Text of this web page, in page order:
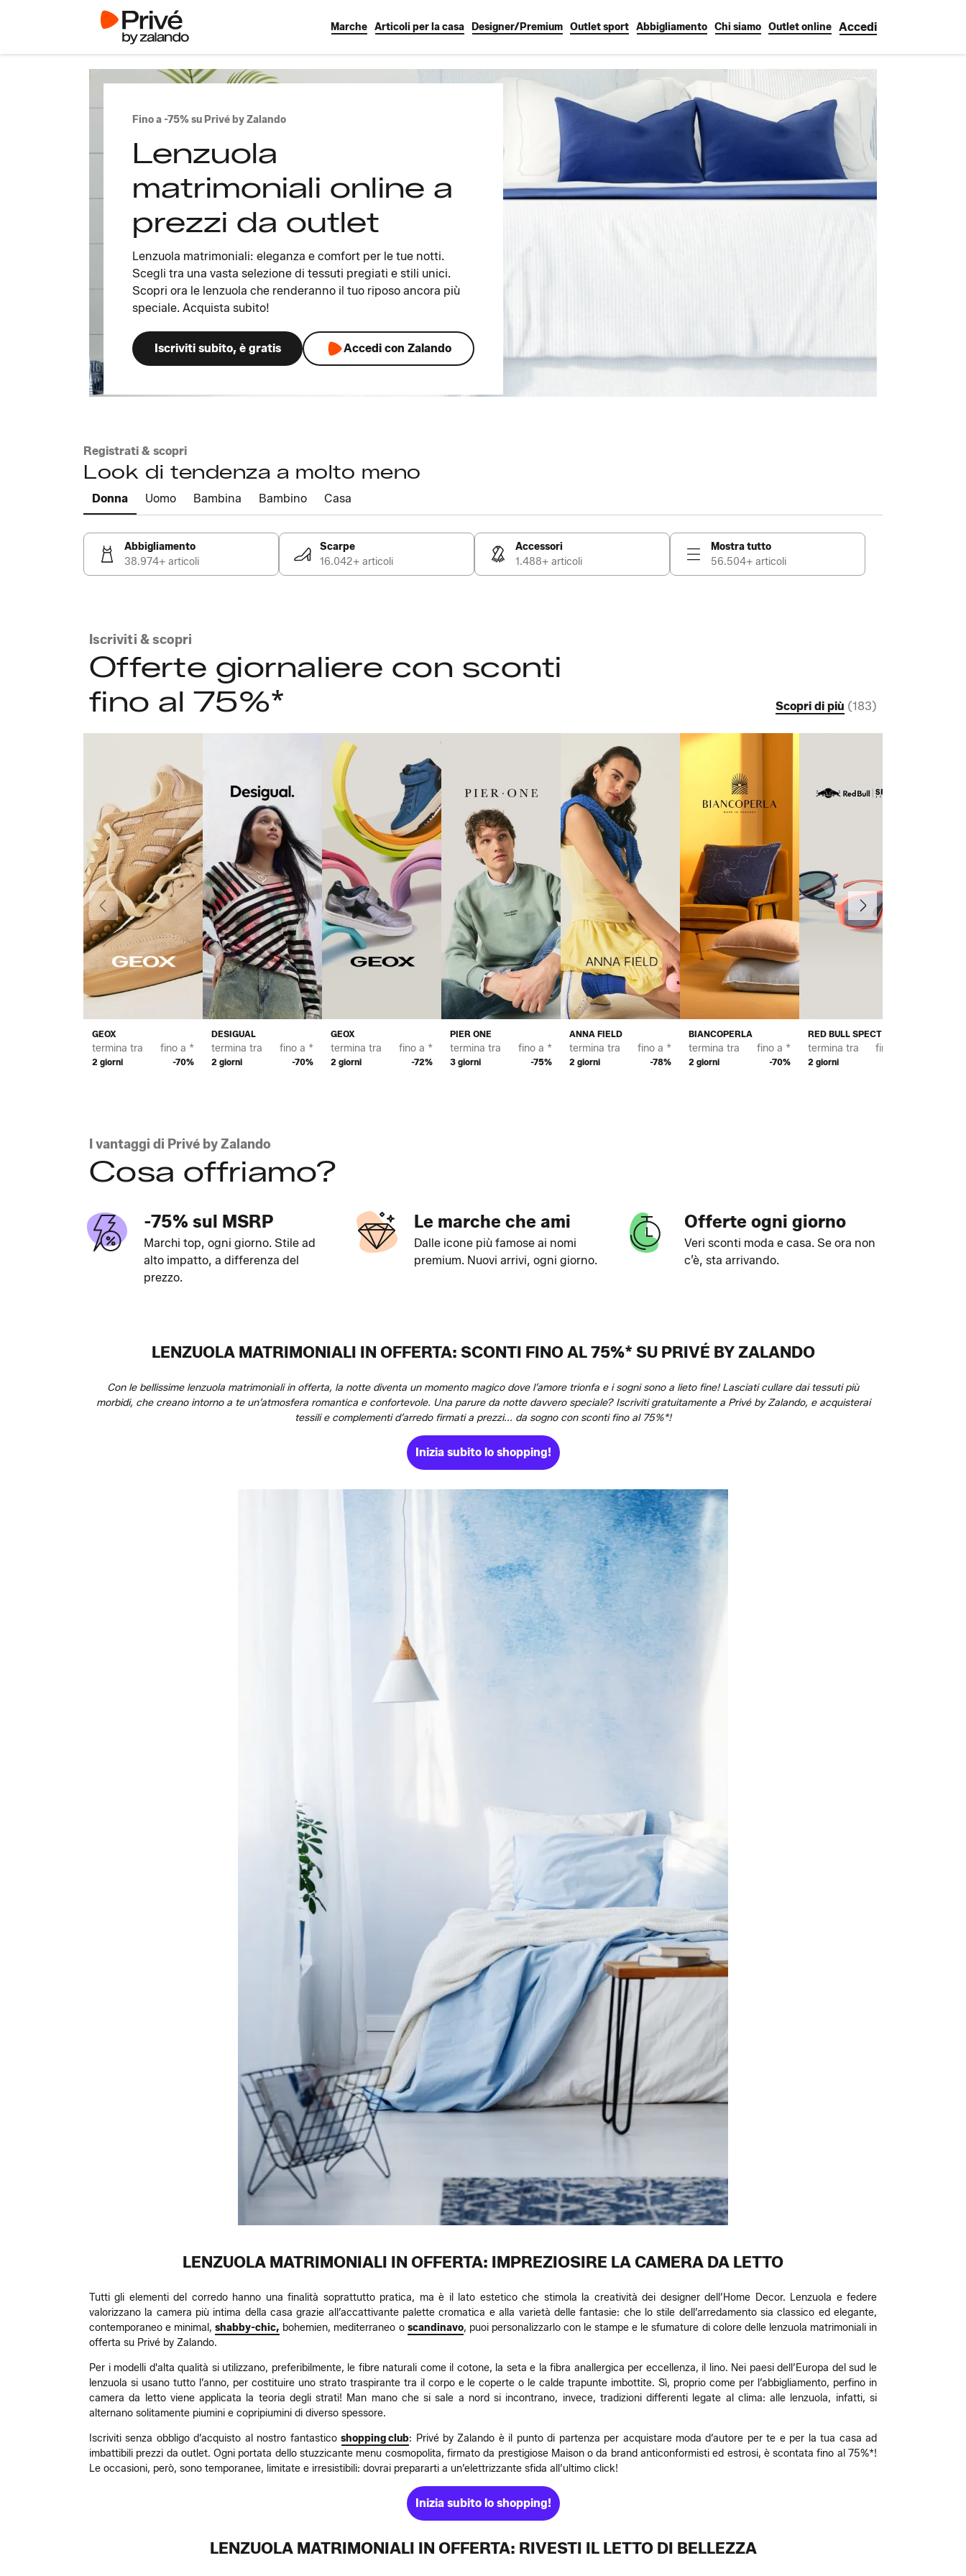
Marche Articoli per la casa Designer/Premium Outlet sport Abbigliamento Chi siamo Outlet online Accedi
Fino a -75% su Privé by Zalando
Lenzuola
matrimoniali online a
prezzi da outlet
Lenzuola matrimoniali: eleganza e comfort per le tue notti.
Scegli tra una vasta selezione di tessuti pregiati e stili unici.
Scopri ora le lenzuola che renderanno il tuo riposo ancora più
speciale. Acquista subito!
Iscriviti subito, è gratis Accedi con Zalando
Registrati & scopri
Look di tendenza a molto meno
Donna Uomo Bambina Bambino Casa
Abbigliamento
38.974+ articoli
Scarpe
16.042+ articoli
Accessori
1.488+ articoli
Mostra tutto
56.504+ articoli
Iscriviti & scopri
Offerte giornaliere con sconti
fino al 75%*
Scopri di più (183)
GEOX
termina tra
2 giorni
fino a *
-70%
DESIGUAL
termina tra
2 giorni
fino a *
-70%
GEOX
termina tra
2 giorni
fino a *
-72%
PIER ONE
termina tra
3 giorni
fino a *
-75%
ANNA FIELD
termina tra
2 giorni
fino a *
-78%
BIANCOPERLA
termina tra
2 giorni
fino a *
-70%
RED BULL SPECT EYEWEAR
termina tra
2 giorni
fino a *
Precedente Avanti
I vantaggi di Privé by Zalando
Cosa offriamo?
-75% sul MSRP
Marchi top, ogni giorno. Stile ad
alto impatto, a differenza del
prezzo.
Le marche che ami
Dalle icone più famose ai nomi
premium. Nuovi arrivi, ogni giorno.
Offerte ogni giorno
Veri sconti moda e casa. Se ora non
c’è, sta arrivando.
LENZUOLA MATRIMONIALI IN OFFERTA: SCONTI FINO AL 75%* SU PRIVÉ BY ZALANDO
Con le bellissime lenzuola matrimoniali in offerta, la notte diventa un momento magico dove l’amore trionfa e i sogni sono a lieto fine! Lasciati cullare dai tessuti più
morbidi, che creano intorno a te un’atmosfera romantica e confortevole. Una parure da notte davvero speciale? Iscriviti gratuitamente a Privé by Zalando, e acquisterai
tessili e complementi d’arredo firmati a prezzi... da sogno con sconti fino al 75%*!
Inizia subito lo shopping!
LENZUOLA MATRIMONIALI IN OFFERTA: IMPREZIOSIRE LA CAMERA DA LETTO
Tutti gli elementi del corredo hanno una finalità soprattutto pratica, ma è il lato estetico che stimola la creatività dei designer dell’Home Decor. Lenzuola e federe
valorizzano la camera più intima della casa grazie all’accattivante palette cromatica e alla varietà delle fantasie: che lo stile dell’arredamento sia classico ed elegante,
contemporaneo e minimal,shabby-chic, bohemien, mediterraneo o scandinavo, puoi personalizzarlo con le stampe e le sfumature di colore delle lenzuola matrimoniali in
offerta su Privé by Zalando.
Per i modelli d'alta qualità si utilizzano, preferibilmente, le fibre naturali come il cotone, la seta e la fibra anallergica per eccellenza, il lino. Nei paesi dell’Europa del sud le
lenzuola si usano tutto l’anno, per costituire uno strato traspirante tra il corpo e le coperte o le calde trapunte imbottite. Sì, proprio come per l’abbigliamento, perfino in
camera da letto viene applicata la teoria degli strati! Man mano che si sale a nord si incontrano, invece, tradizioni differenti legate al clima: alle lenzuola, infatti, si
alternano solitamente piumini e copripiumini di diverso spessore.
Iscriviti senza obbligo d’acquisto al nostro fantasticoshopping club: Privé by Zalando è il punto di partenza per acquistare moda d’autore per te e per la tua casa ad
imbattibili prezzi da outlet. Ogni portata dello stuzzicante menu cosmopolita, firmato da prestigiose Maison o da brand anticonformisti ed estrosi, è scontata fino al 75%*!
Le occasioni, però, sono temporanee, limitate e irresistibili: dovrai prepararti a un’elettrizzante sfida all’ultimo click!
Inizia subito lo shopping!
LENZUOLA MATRIMONIALI IN OFFERTA: RIVESTI IL LETTO DI BELLEZZA